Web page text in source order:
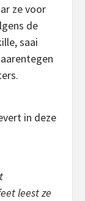
ze voor
de
saai
in deze
leest ze